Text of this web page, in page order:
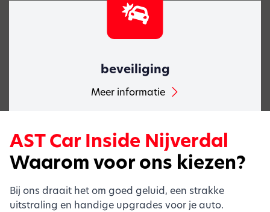
beveiliging
Meer informatie
AST Car Inside Nijverdal
Waarom voor ons kiezen?
Bij ons draait het om goed geluid, een strakke
uitstraling en handige upgrades voor je auto.